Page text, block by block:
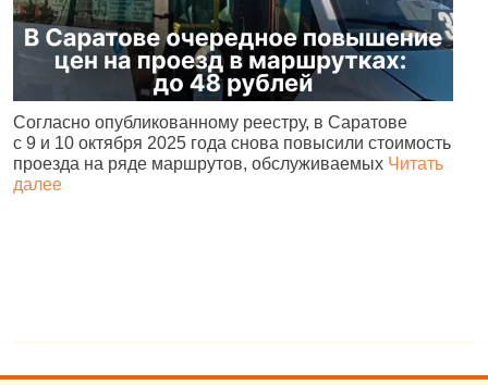
Согласно опубликованному реестру, в Саратове
с 9 и 10 октября 2025 года снова повысили стоимость
проезда на ряде маршрутов, обслуживаемых Читать
далее